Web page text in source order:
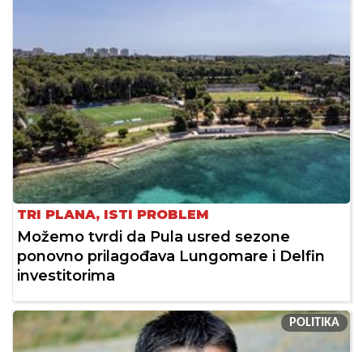
TRI PLANA, ISTI PROBLEM
Možemo tvrdi da Pula usred sezone
ponovno prilagođava Lungomare i Delfin
investitorima
POLITIKA